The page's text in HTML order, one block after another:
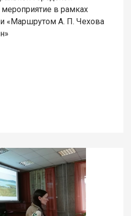
в рамках
«Маршрутом А. П. Чехова